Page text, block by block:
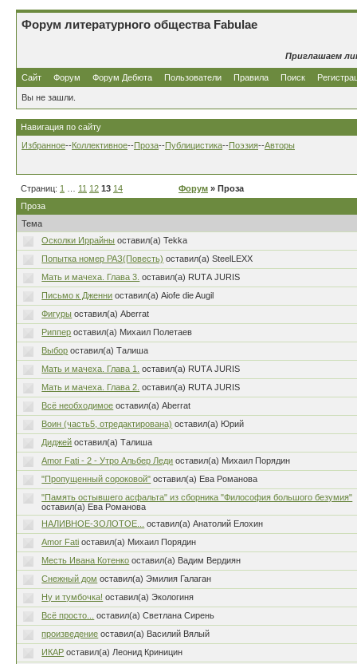
Форум литературного общества Fabulae
Приглашаем
Сайт Форум Форум Дебюта Пользователи Правила Поиск
Вы не зашли.
Навигация по сайту
Избранное--Коллективное--Проза--Публицистика--Поэзия--Авторы
Страниц: 1 11 12 13 14 Форум » Проза
Проза
Тема
Осколки Иррайны оставил(а) Tekka
Попытка номер РАЗ(Повесть) оставил(а) SteelLEXX
Мать и мачеха. Глава 3. оставил(а) RUTА JURIS
Письмо к Дженни оставил(а) Aiofe die Augil
Фигуры оставил(а) Aberrat
Риппер оставил(а) Михаил Полетаев
Выбор оставил(а) Талиша
Мать и мачеха. Глава 1.
оставил(а) RUTА JURIS
Мать и мачеха. Глава 2. оставил(а) RUTА JURIS
Всё необходимое оставил(а) Aberrat
Воин (часть5, отредактирована) оставил(а) Юрий
Диджей оставил(а) Талиша
Amor Fati - 2 - Утро Альбер Леди оставил(а) Михаил Порядин
"Пропущенный сороковой" оставил(а) Ева Романова
"Память остывшего асфальта" из сборника "Философия большого безумия"
оставил(а) Ева Романова
НАЛИВНОЕ-ЗОЛОТОЕ...
оставил(а) Анатолий Елохин
Amor Fati оставил(а) Михаил Порядин
Месть Ивана Котенко оставил(а) Вадим Вердиян
Снежный дом оставил(а) Эмилия Галаган
Ну и тумбочка! оставил(а) Экологиня
Всё просто...
оставил(а) Светлана Сирень
произведение оставил(а) Василий Вялый
ИКАР оставил(а) Леонид Криницин